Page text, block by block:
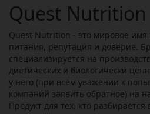
Quest Nutrition
Quest Nutrition - это мировое имя
питания, репутация и доверие.
специализируется на
диетических и биологически
у него (при всём уважении к
компаний заявить обратное) на
Продукт для тех, кто